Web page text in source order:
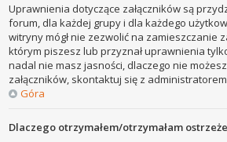
Uprawnienia dotyczące załączników są
forum, dla każdej grupy i dla każdego
witryny mógł nie zezwolić na zamieszczanie
którym piszesz lub przyznał uprawnienia
nadal nie masz jasności, dlaczego nie
załączników, skontaktuj się z
Góra
Dlaczego otrzymałem/otrzymałam